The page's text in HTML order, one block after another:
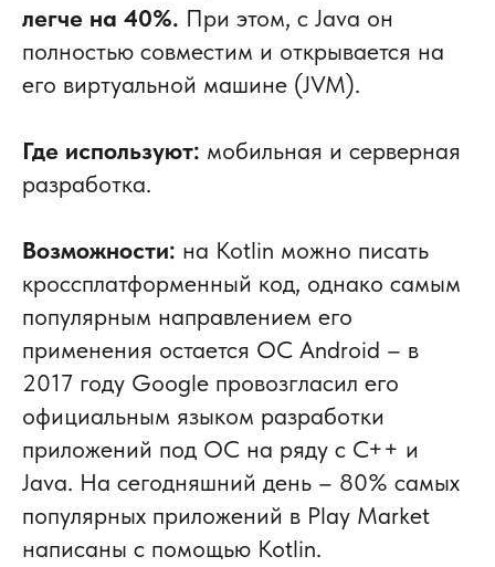
легче на 40%. При этом, с Java он
полностью совместим и открывается на
его виртуальной машине (JVM).
Где используют: мобильная и серверная
разработка.
Возможности: на Kotlin можно писать
кроссплатформенный код, однако самым
популярным направлением его
применения остается ОС Android – в
2017 году Google провозгласил его
официальным языком разработки
приложений под ОС на ряду с С++ и
Java. На сегодняшний день – 80% самых
популярных приложений в Play Market
написаны с помощью Kotlin.